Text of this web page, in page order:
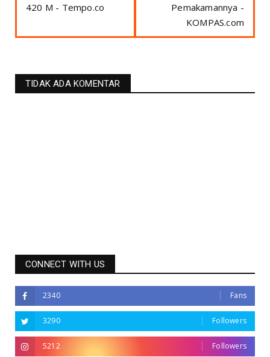
420 M - Tempo.co
Pemakamannya -
KOMPAS.com
TIDAK ADA KOMENTAR
CONNECT WITH US
2340 Fans
3290 Followers
5212 Followers